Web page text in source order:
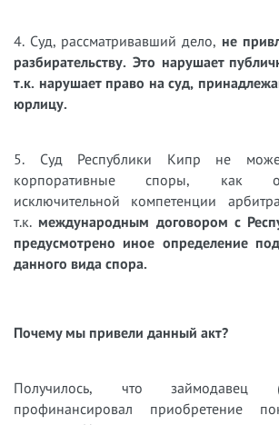
4. Суд, рассматривавший дело, не
разбирательству. Это нарушает
т.к. нарушает право на суд,
юрлицу.
5. Суд Республики Кипр не может
корпоративные споры, как
исключительной компетенции
т.к. международным договором с
предусмотрено иное определение
данного вида спора.
Почему мы привели данный акт?
Получилось, что займодавец
профинансировал приобретение